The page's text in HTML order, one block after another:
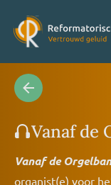
Vanaf de
Vanaf de
organist(e) voor